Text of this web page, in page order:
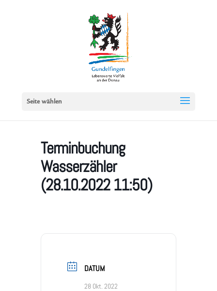
Seite wählen
Terminbuchung
Wasserzähler
(28.10.2022 11:50)
DATUM
28 Okt. 2022